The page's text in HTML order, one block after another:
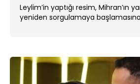
Leylim’in yaptığı resim, Mihran’ın
yeniden sorgulamaya